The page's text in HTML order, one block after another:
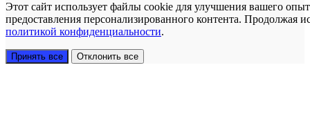
Этот сайт использует файлы cookie для улучшения вашего
предоставления персонализированного контента. Продолжая
политикой конфиденциальности.
Принять все Отклонить все